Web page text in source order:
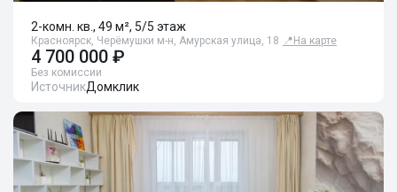
2-комн. кв., 49 м², 5/5 этаж
Красноярск, Черёмушки м-н, Амурская улица, 18 📍 На карте
4 700 000 ₽
Без комиссии
ИсточникДомклик